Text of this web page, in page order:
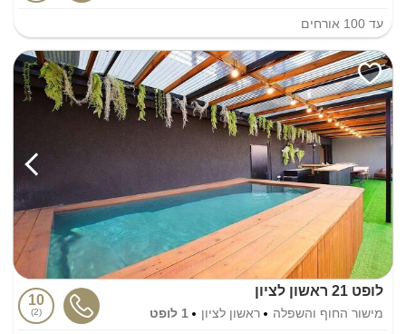
עד 100 אורחים
לופט 21 ראשון לציון
מישור החוף והשפלה ראשון לציון 1 לופט
10
2